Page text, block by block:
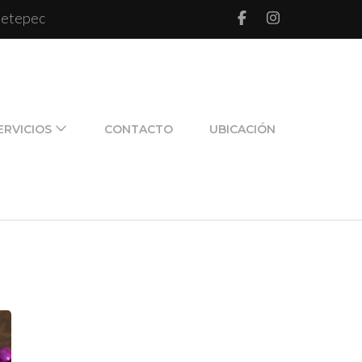
CONTACTO UBICACIÓN